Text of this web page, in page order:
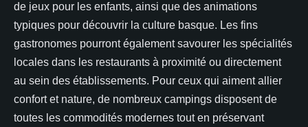
de jeux pour les enfants, ainsi que des animations
typiques pour découvrir la culture basque. Les fins
gastronomes pourront également savourer les spécialités
locales dans les restaurants à proximité ou directement
au sein des établissements. Pour ceux qui aiment allier
confort et nature, de nombreux campings disposent de
toutes les commodités modernes tout en préservant